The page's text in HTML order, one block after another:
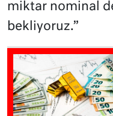
miktar nominal
bekliyoruz.”